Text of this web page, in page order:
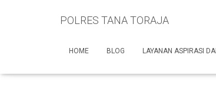
POLRES TANA TORAJA
HOME BLOG LAYANAN ASPIRASI